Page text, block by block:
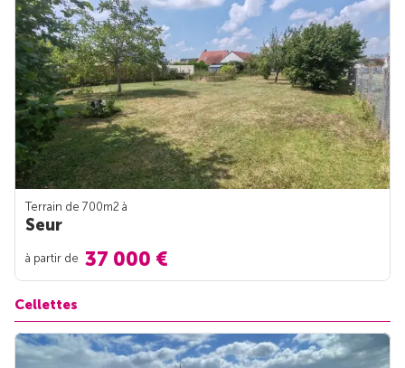
Terrain de 700m2 à
Seur
à partir de 37 000 €
Cellettes